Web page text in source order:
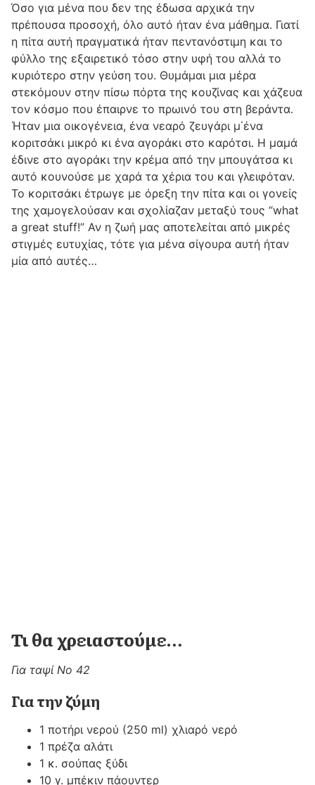
Όσο για μένα που δεν της έδωσα αρχικά την
πρέπουσα προσοχή, όλο αυτό ήταν ένα μάθημα. Γιατί
η πίτα αυτή πραγματικά ήταν πεντανόστιμη και το
φύλλο της εξαιρετικό τόσο στην υφή του αλλά το
κυριότερο στην γεύση του. Θυμάμαι μια μέρα
στεκόμουν στην πίσω πόρτα της κουζίνας και χάζευα
τον κόσμο που έπαιρνε το πρωινό του στη βεράντα.
Ήταν μια οικογένεια, ένα νεαρό ζευγάρι μ΄ένα
κοριτσάκι μικρό κι ένα αγοράκι στο καρότσι. Η μαμά
έδινε στο αγοράκι την κρέμα από την μπουγάτσα κι
αυτό κουνούσε με χαρά τα χέρια του και γλειφόταν.
Το κοριτσάκι έτρωγε με όρεξη την πίτα και οι γονείς
της χαμογελούσαν και σχολίαζαν μεταξύ τους “what
a great stuff!” Αν η ζωή μας αποτελείται από μικρές
στιγμές ευτυχίας, τότε για μένα σίγουρα αυτή ήταν
μία από αυτές…
Τι θα χρειαστούμε…
Για ταψί Νο 42
Για την ζύμη
1 ποτήρι νερού (250 ml) χλιαρό νερό
1 πρέζα αλάτι
1 κ. σούπας ξύδι
10 γ. μπέκιν πάουντερ